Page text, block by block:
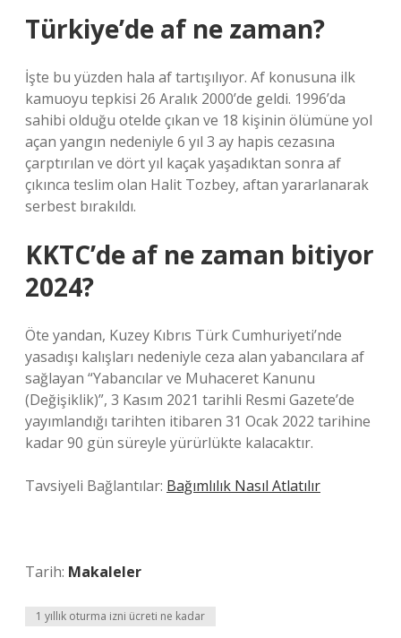
Türkiye’de af ne zaman?
İşte bu yüzden hala af tartışılıyor. Af konusuna ilk
kamuoyu tepkisi 26 Aralık 2000’de geldi. 1996’da
sahibi olduğu otelde çıkan ve 18 kişinin ölümüne yol
açan yangın nedeniyle 6 yıl 3 ay hapis cezasına
çarptırılan ve dört yıl kaçak yaşadıktan sonra af
çıkınca teslim olan Halit Tozbey, aftan yararlanarak
serbest bırakıldı.
KKTC’de af ne zaman bitiyor
2024?
Öte yandan, Kuzey Kıbrıs Türk Cumhuriyeti’nde
yasadışı kalışları nedeniyle ceza alan yabancılara af
sağlayan “Yabancılar ve Muhaceret Kanunu
(Değişiklik)”, 3 Kasım 2021 tarihli Resmi Gazete’de
yayımlandığı tarihten itibaren 31 Ocak 2022 tarihine
kadar 90 gün süreyle yürürlükte kalacaktır.
Tavsiyeli Bağlantılar: Bağımlılık Nasıl Atlatılır
Tarih: Makaleler
1 yıllık oturma izni ücreti ne kadar